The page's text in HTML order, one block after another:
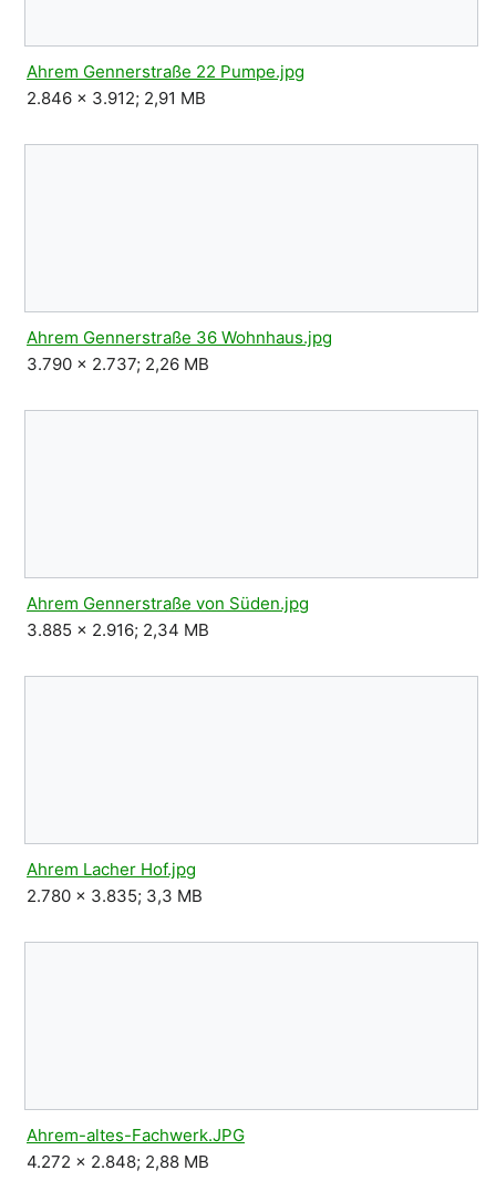
Ahrem Gennerstraße 22 Pumpe.jpg
2.846 × 3.912; 2,91 MB
Ahrem Gennerstraße 36 Wohnhaus.jpg
3.790 × 2.737; 2,26 MB
Ahrem Gennerstraße von Süden.jpg
3.885 × 2.916; 2,34 MB
Ahrem Lacher Hof.jpg
2.780 × 3.835; 3,3 MB
Ahrem-altes-Fachwerk.JPG
4.272 × 2.848; 2,88 MB